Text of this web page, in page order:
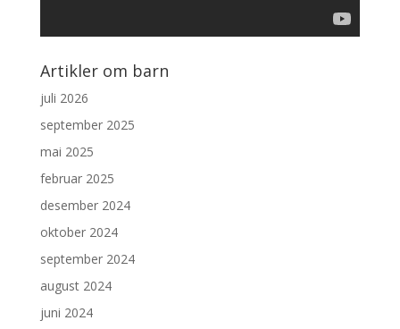
Artikler om barn
juli 2026
september 2025
mai 2025
februar 2025
desember 2024
oktober 2024
september 2024
august 2024
juni 2024